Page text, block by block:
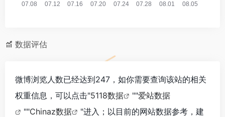
数据评估
微博浏览人数已经达到247，如你需要查询该站的相关
权重信息，可以点击"5118数据 ""爱站数据
""Chinaz数据
"进入；以目前的网站数据参考，建